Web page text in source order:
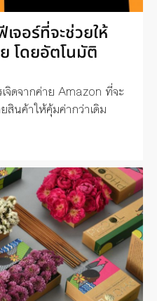
อร์ที่จะช่วยให้
โดยอัตโนมัติ
จิดจากค่าย Amazon ที่จะ
สินค้าให้คุ้มค่ากว่าเดิม